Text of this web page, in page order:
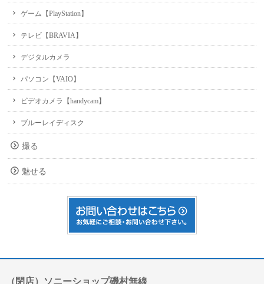
ゲーム【PlayStation】
テレビ【BRAVIA】
デジタルカメラ
パソコン【VAIO】
ビデオカメラ【handycam】
ブルーレイディスク
撮る
魅せる
（閉店）ソニーショップ磯村無線